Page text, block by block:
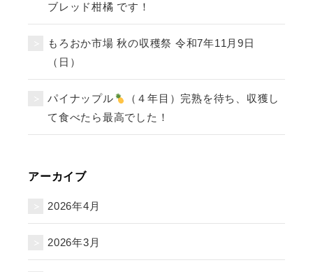
ブレッド柑橘 です！
もろおか市場 秋の収穫祭 令和7年11月9日
（日）
パイナップル
（４年目）完熟を待ち、収獲し
て食べたら最高でした！
アーカイブ
2026年4月
2026年3月